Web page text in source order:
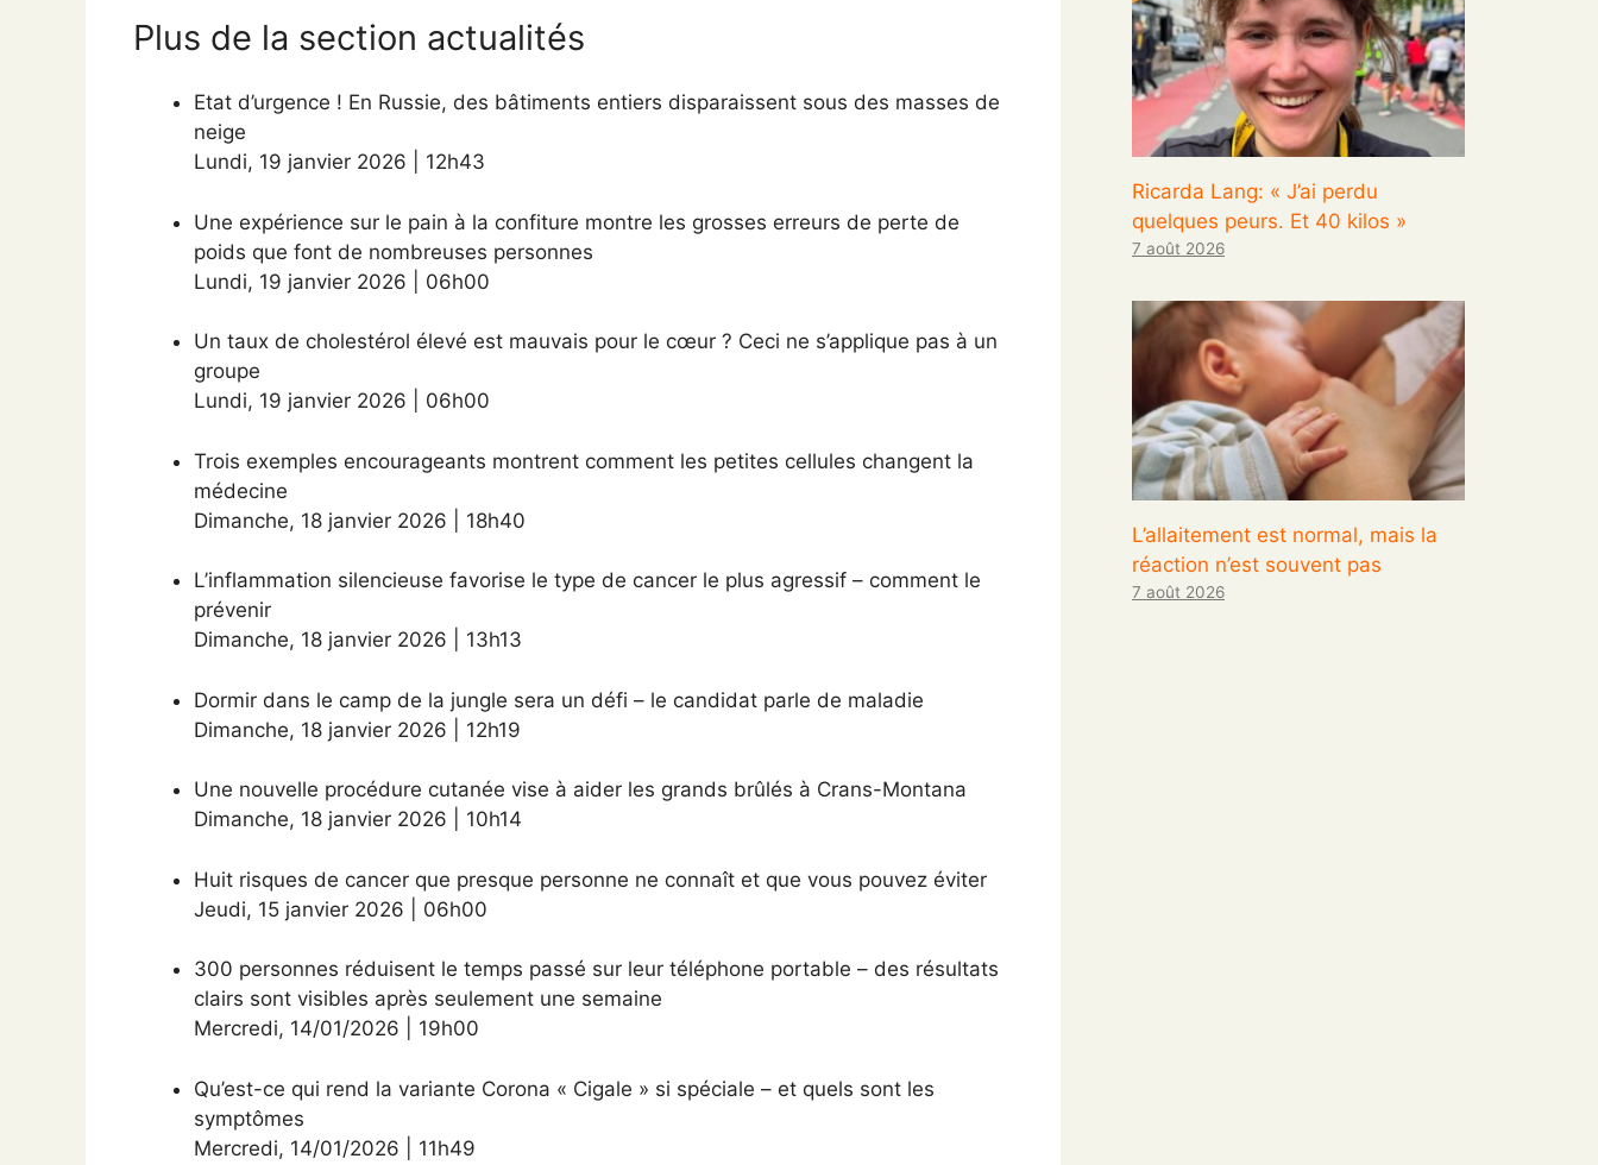
Plus de la section actualités
Etat d’urgence ! En Russie, des bâtiments entiers disparaissent sous des masses de
neige
Lundi, 19 janvier 2026 12h43
Une expérience sur le pain à la confiture montre les grosses erreurs de perte de
poids que font de nombreuses personnes
Lundi, 19 janvier 2026 06h00
Un taux de cholestérol élevé est mauvais pour le cœur ? Ceci ne s’applique pas à un
groupe
Lundi, 19 janvier 2026 06h00
Trois exemples encourageants montrent comment les petites cellules changent la
médecine
Dimanche, 18 janvier 2026 18h40
L’inflammation silencieuse favorise le type de cancer le plus agressif – comment le
prévenir
Dimanche, 18 janvier 2026 13h13
Dormir dans le camp de la jungle sera un défi – le candidat parle de maladie
Dimanche, 18 janvier 2026 12h19
Une nouvelle procédure cutanée vise à aider les grands brûlés à Crans-Montana
Dimanche, 18 janvier 2026 10h14
Huit risques de cancer que presque personne ne connaît et que vous pouvez éviter
Jeudi, 15 janvier 2026 06h00
300 personnes réduisent le temps passé sur leur téléphone portable – des résultats
clairs sont visibles après seulement une semaine
Mercredi, 14/01/2026 19h00
Qu’est-ce qui rend la variante Corona « Cigale » si spéciale – et quels sont les
symptômes
Mercredi, 14/01/2026 11h49
Ricarda Lang: « J’ai perdu
quelques peurs. Et 40 kilos »
7 août 2026
L’allaitement est normal, mais la
réaction n’est souvent pas
7 août 2026